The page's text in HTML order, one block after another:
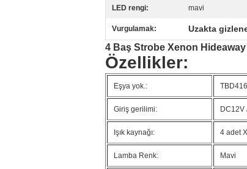
LED rengi: mavi
Vurgulamak: Uzakta
4 Baş Strobe Xenon
Özellikler:
Eşya yok.:
Giriş gerilimi: DC12V
Işık kaynağı: 4 adet
Lamba Renk: Mavi